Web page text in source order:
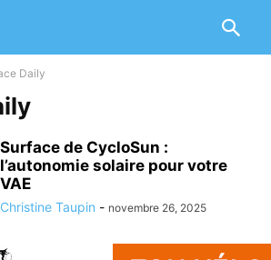
Daily
Surface de CycloSun :
l’autonomie solaire pour votre
VAE
Christine Taupin - novembre 26, 2025